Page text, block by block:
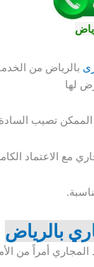
بالرياض من
لها
تصيب السادة
مع الاعتماد
بالرياض
المجاري أمراً من